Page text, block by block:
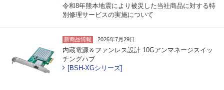
令和8年熊本地震により被災した当社商品に対する特
別修理サービスの実施について
新商品情報 2026年7月29日
内蔵電源＆ファンレス設計 10Gアンマネージスイッ
チングハブ
[BSH-XGシリーズ]